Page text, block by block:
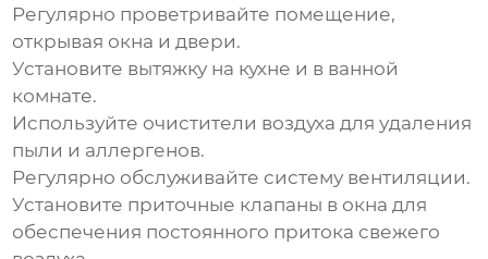
Регулярно проветривайте помещение,
открывая окна и двери.
Установите вытяжку на кухне и в ванной
комнате.
Используйте очистители воздуха для удаления
пыли и аллергенов.
Регулярно обслуживайте систему вентиляции.
Установите приточные клапаны в окна для
обеспечения постоянного притока свежего